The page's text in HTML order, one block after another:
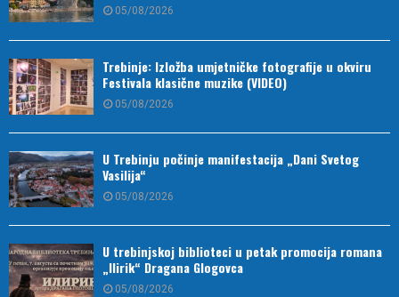
05/08/2026
Trebinje: Izložba umjetničke fotografije u okviru
Festivala klasične muzike (VIDEO)
05/08/2026
U Trebinju počinje manifestacija „Dani Svetog
Vasilija“
05/08/2026
U trebinjskoj biblioteci u petak promocija romana
„Ilirik“ Dragana Glogovca
05/08/2026